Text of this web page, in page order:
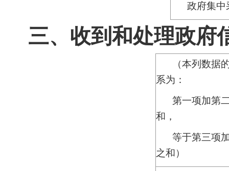
政府集中
三、收到和处理政府
（本列数据
系为：
第一项加第
和，
等于第三项
之和）